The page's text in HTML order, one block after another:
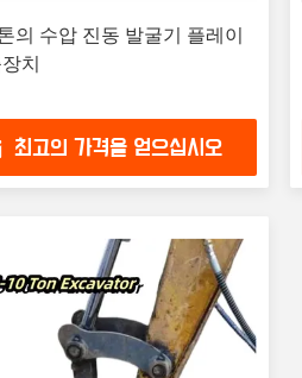
의 수압 진동 발굴기 플레이
치
최고의 가격을 얻으십시오